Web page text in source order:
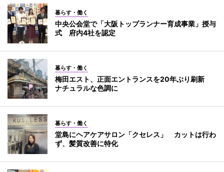
暮らす・働く
中央公会堂で「大阪トップランナー育成事業」授与
式 府内4社を認定
暮らす・働く
梅田エスト、正面エントランスを20年ぶり刷新
ナチュラルな色調に
暮らす・働く
堂島にヘアケアサロン「クセレス」 カットは行わ
ず、髪質改善に特化